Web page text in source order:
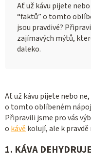
Ať už kávu pijete
“faktů” o tomto
jsou pravdivé?
zajímavých mýtů,
daleko.
Ať už kávu pijete nebo
o tomto oblíbeném
Připravili jsme pro vás
o kávě kolují, ale k
1. KÁVA DEHYDRUJE